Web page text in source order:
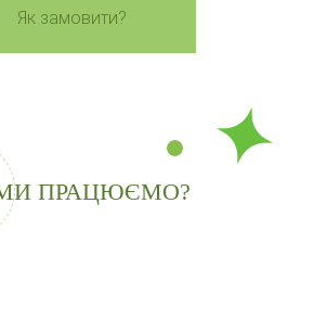
Як замовити?
ПРАЦЮЄМО?